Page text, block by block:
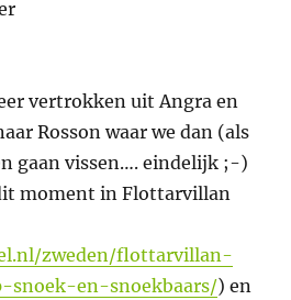
vertrokken uit Angra en
Rosson waar we dan (als
gaan vissen…. eindelijk ;-)
moment in Flottarvillan
zweden/flottarvillan-
snoek-en-snoekbaars/) en